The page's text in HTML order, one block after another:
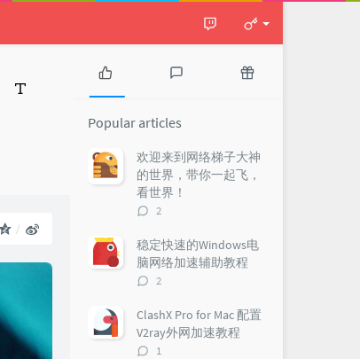
P
p
u
l
a
r
t
i
l
e
t
e
s
t
m
m
t
s
d
o
m
t
i
c
e
Popular articles
欢迎来到网络梯子大神
的世界，带你一起飞，
看世界！
评
数：
2
稳定快速的Windows电
脑网络加速辅助教程
评
数：
2
ClashX Pro for Mac 配置
V2ray外网加速教程
评1